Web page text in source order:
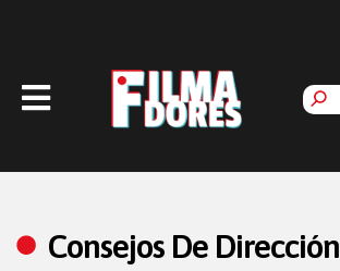
Consejos De Dirección